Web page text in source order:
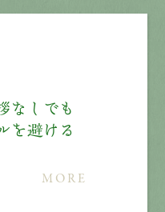
なしでも
を避ける
MORE